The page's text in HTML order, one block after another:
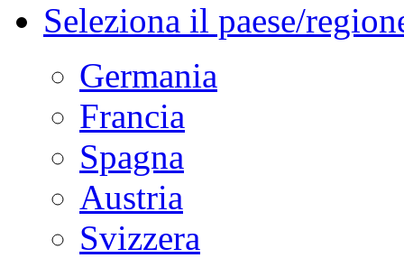
Seleziona il paese/
Germania
Francia
Spagna
Austria
Svizzera